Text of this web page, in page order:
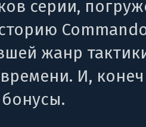
серии,
жанр
И,